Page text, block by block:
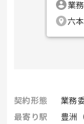
業
六
契約形態
業務
最寄り駅
豊洲